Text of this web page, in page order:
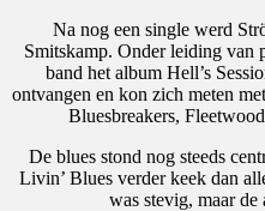
Na nog een single werd
Smitskamp. Onder leiding van
band het album Hell’s
ontvangen en kon zich meten
Bluesbreakers,
De blues stond nog steeds
Livin’ Blues verder keek dan
was stevig, maar de